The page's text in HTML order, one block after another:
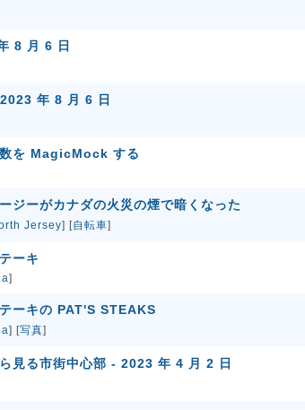
8 月 6 日
年 8 月 6 日
を MagicMock する
ジーがカナダの火災の煙で暗くなった
Jersey] [自転車]
ーキ
]
ーキの PAT'S STEAKS
] [写真]
見る市街中心部 - 2023 年 4 月 2 日